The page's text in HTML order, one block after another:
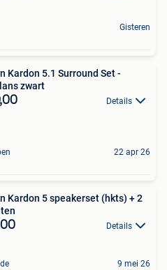
Gisteren
Kardon 5.1 Surround Set -
zwart
Details
22 apr 26
Kardon 5 speakerset (hkts) + 2
Details
9 mei 26